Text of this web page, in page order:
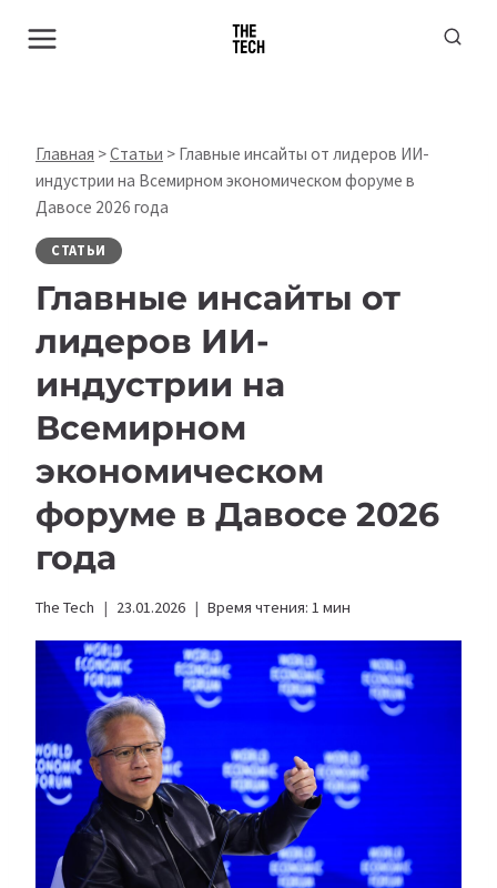
Главная >Статьи > Главные инсайты от лидеров ИИ-
индустрии на Всемирном экономическом форуме в
Давосе 2026 года
СТАТЬИ
Главные инсайты от
лидеров ИИ-
индустрии на
Всемирном
экономическом
форуме в Давосе 2026
года
The Tech 23.01.2026 Время чтения: 1 мин